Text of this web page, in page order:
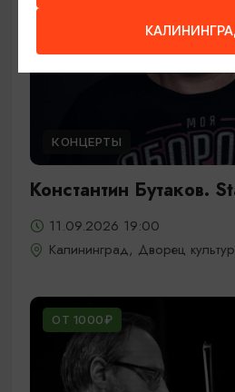
КОНЦЕРТЫ
Константин Бутаков.
11.09.2026 19:00
Калининград, Дворец
ОТ 1000₽